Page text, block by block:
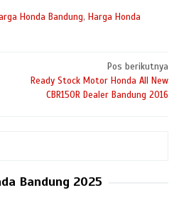
Honda Bandung, Harga Honda
Pos berikutnya
Ready Stock Motor Honda All New
CBR150R Dealer Bandung 2016
Bandung 2025